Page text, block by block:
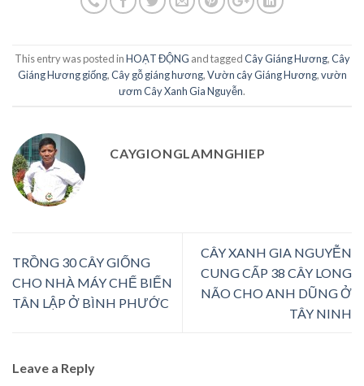
This entry was posted inHOẠT ĐỘNG and taggedCây Giáng Hương,Cây
Giáng Hương giống,Cây gỗ giáng hương,Vườn cây Giáng Hương,vườn
ươm Cây Xanh Gia Nguyễn.
CAYGIONGLAMNGHIEP
TRỒNG 30 CÂY GIỐNG
CHO NHÀ MÁY CHẾ BIẾN
TÂN LẬP Ở BÌNH PHƯỚC
CÂY XANH GIA NGUYỄN
CUNG CẤP 38 CÂY LONG
NÃO CHO ANH DŨNG Ở
TÂY NINH
Leave a Reply